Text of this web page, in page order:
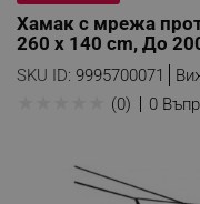
Хамак с мрежа
260 х 140 cm, До
SKU ID: 9995700071
(0) 0